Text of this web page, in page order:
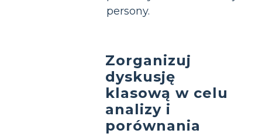
persony.
Zorganizuj
dyskusję
klasową w celu
analizy i
porównania